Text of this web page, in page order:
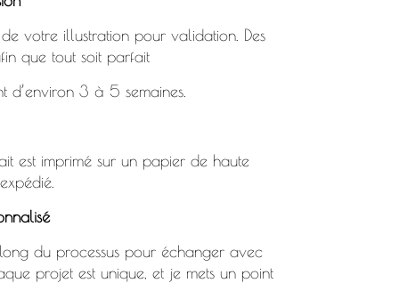
votre illustration pour validation. Des
que tout soit parfait
d’environ 3 à 5 semaines.
est imprimé sur un papier de haute
du processus pour échanger avec
projet est unique, et je mets un point